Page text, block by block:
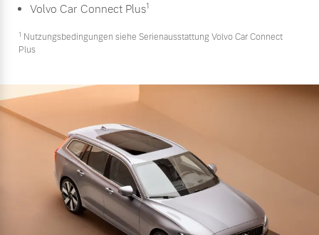
Volvo Car Connect Plus1
1 Nutzungsbedingungen siehe Serienausstattung Volvo Car Connect
Plus